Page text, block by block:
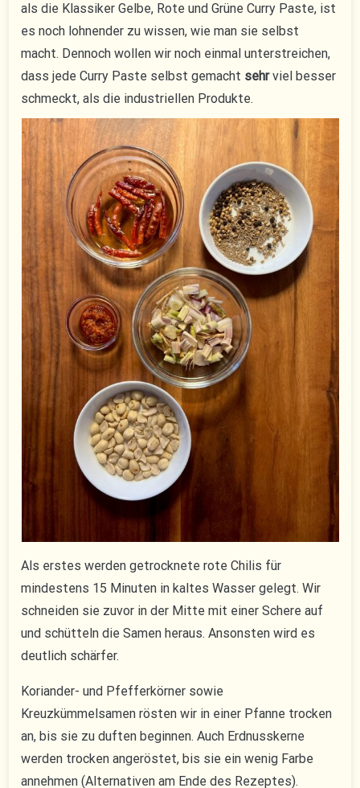
als die Klassiker Gelbe, Rote und Grüne Curry Paste, ist
es noch lohnender zu wissen, wie man sie selbst
macht. Dennoch wollen wir noch einmal unterstreichen,
dass jede Curry Paste selbst gemacht sehrviel besser
schmeckt, als die industriellen Produkte.
Als erstes werden getrocknete rote Chilis für
mindestens 15 Minuten in kaltes Wasser gelegt. Wir
schneiden sie zuvor in der Mitte mit einer Schere auf
und schütteln die Samen heraus. Ansonsten wird es
deutlich schärfer.
Koriander- und Pfefferkörner sowie
Kreuzkümmelsamen rösten wir in einer Pfanne trocken
an, bis sie zu duften beginnen. Auch Erdnusskerne
werden trocken angeröstet, bis sie ein wenig Farbe
annehmen (Alternativen am Ende des Rezeptes).